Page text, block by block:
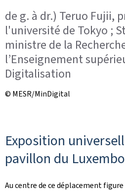
de g. à dr.) Teruo Fujii,
l'université de Tokyo ;
ministre de la
l’Enseignement
Digitalisation
© MESR/MinDigital
Exposition
pavillon du
Au centre de ce déplacement